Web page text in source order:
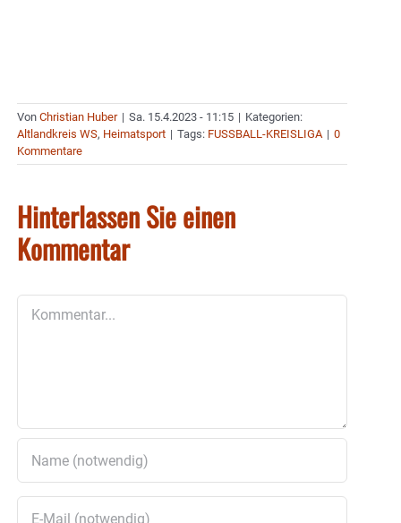
Von Christian Huber | Sa. 15.4.2023 - 11:15 | Kategorien:
Altlandkreis WS, Heimatsport | Tags: FUSSBALL-KREISLIGA | 0
Kommentare
Hinterlassen Sie einen
Kommentar